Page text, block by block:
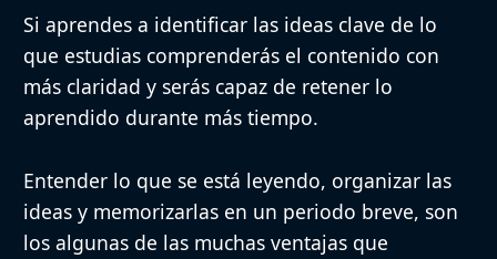
Si aprendes a identificar las ideas clave de lo
que estudias comprenderás el contenido con
más claridad y serás capaz de retener lo
aprendido durante más tiempo.
Entender lo que se está leyendo, organizar las
ideas y memorizarlas en un periodo breve, son
los algunas de las muchas ventajas que